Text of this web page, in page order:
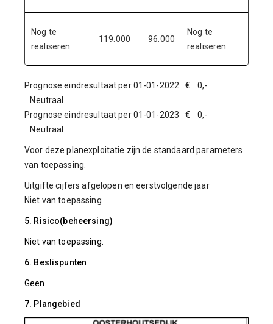
Nog te
realiseren
119.000 96.000
Nog te
realiseren
Prognose eindresultaat per 01-01-2022 € 0,-
Neutraal
Prognose eindresultaat per 01-01-2023 € 0,-
Neutraal
Voor deze planexploitatie zijn de standaard parameters
van toepassing.
Uitgifte cijfers afgelopen en eerstvolgende jaar
Niet van toepassing
5. Risico(beheersing)
Niet van toepassing.
6. Beslispunten
Geen.
7. Plangebied